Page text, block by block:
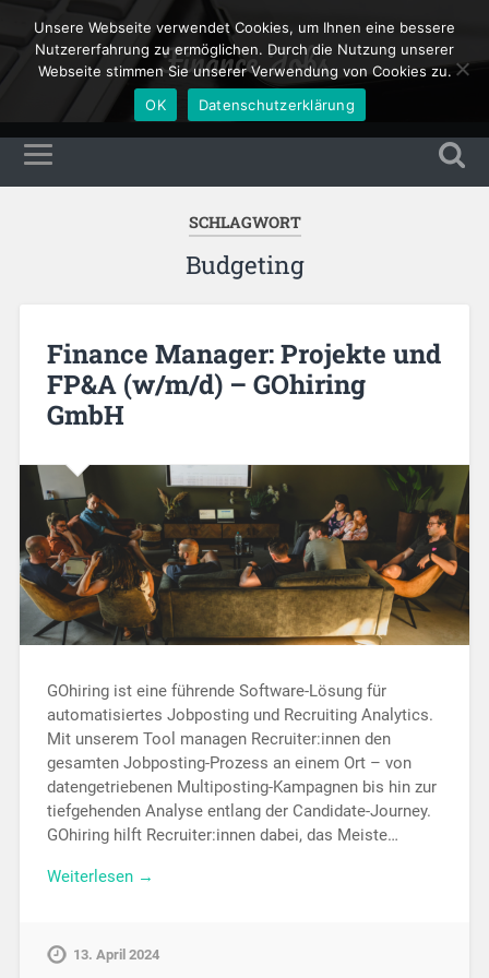
Finance Jobs
SCHLAGWORT
Budgeting
Finance Manager: Projekte und
FP&A (w/m/d) – GOhiring
GmbH
GOhiring ist eine führende Software-Lösung für
automatisiertes Jobposting und Recruiting Analytics.
Mit unserem Tool managen Recruiter:innen den
gesamten Jobposting-Prozess an einem Ort – von
datengetriebenen Multiposting-Kampagnen bis hin zur
tiefgehenden Analyse entlang der Candidate-Journey.
GOhiring hilft Recruiter:innen dabei, das Meiste…
Weiterlesen →
13. April 2024
Unsere Webseite verwendet Cookies, um Ihnen eine bessere
Nutzererfahrung zu ermöglichen. Durch die Nutzung unserer
Webseite stimmen Sie unserer Verwendung von Cookies zu.
OK
Datenschutzerklärung